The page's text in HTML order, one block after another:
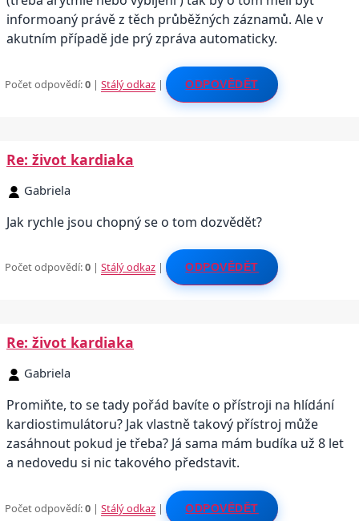
informoaný právě z těch průběžných záznamů. Ale v
akutním případě jde prý zpráva automaticky.
Počet odpovědí:0 |Stálý odkaz | ODPOVĚDĚT
Re: život kardiaka
Gabriela
Jak rychle jsou chopný se o tom dozvědět?
Počet odpovědí:0 |Stálý odkaz | ODPOVĚDĚT
Re: život kardiaka
Gabriela
Promiňte, to se tady pořád bavíte o přístroji na hlídání
kardiostimulátoru? Jak vlastně takový přístroj může
zasáhnout pokud je třeba? Já sama mám budíka už 8 let
a nedovedu si nic takového představit.
Počet odpovědí:0 |Stálý odkaz | ODPOVĚDĚT